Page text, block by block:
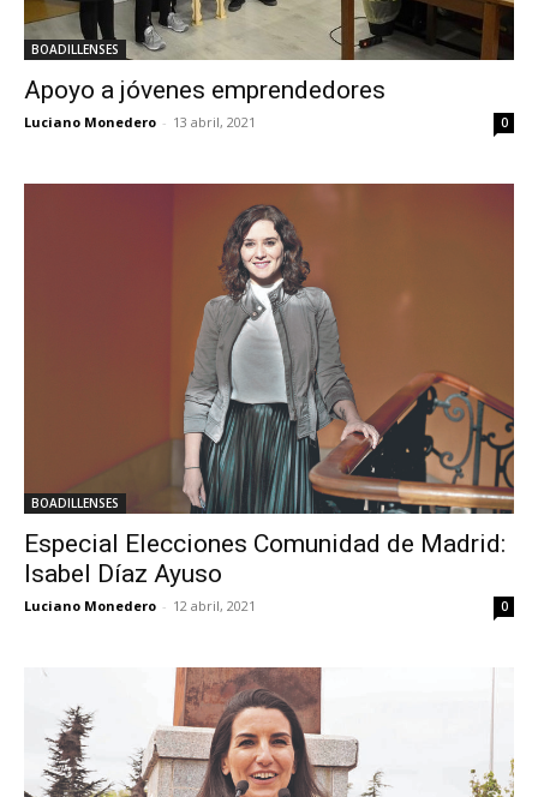
BOADILLENSES
Apoyo a jóvenes emprendedores
Luciano Monedero - 13 abril, 2021 0
BOADILLENSES
Especial Elecciones Comunidad de Madrid:
Isabel Díaz Ayuso
Luciano Monedero - 12 abril, 2021 0